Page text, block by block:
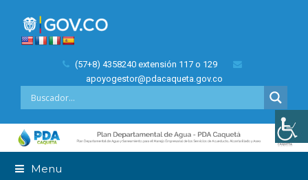
(57+8) 4358240 extensión 117 o 129
apoyogestor@pdacaqueta.gov.co
Menu